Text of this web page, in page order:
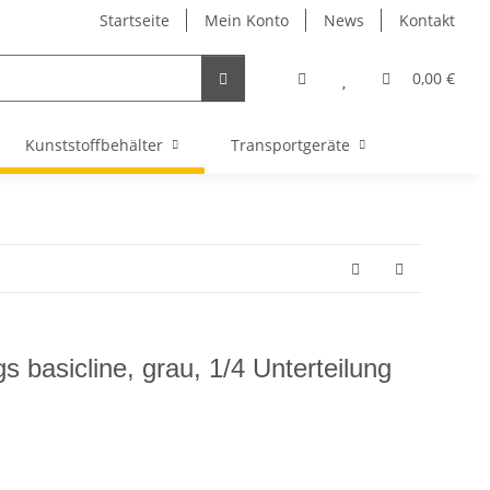
Startseite Mein Konto News Kontakt
0,00 €
Kunststoffbehälter Transportgeräte
basicline, grau, 1/4 Unterteilung